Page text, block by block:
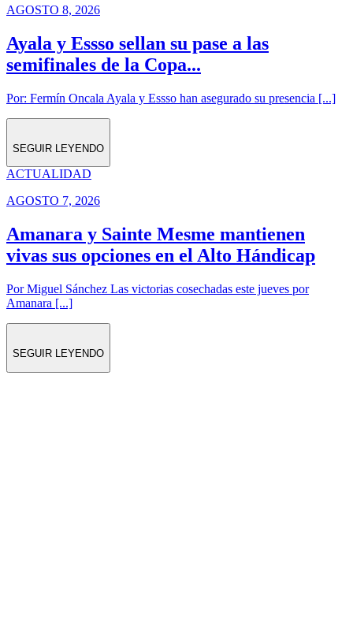
AGOSTO 8, 2026
Ayala y Essso sellan su pase a las
semifinales de la Copa...
Por: Fermín Oncala Ayala y Essso han asegurado su presencia [...]
SEGUIR LEYENDO
ACTUALIDAD
AGOSTO 7, 2026
Amanara y Sainte Mesme mantienen
vivas sus opciones en el Alto Hándicap
Por Miguel Sánchez Las victorias cosechadas este jueves por
Amanara [...]
SEGUIR LEYENDO